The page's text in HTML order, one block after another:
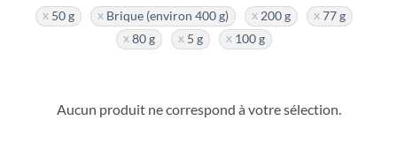
50 g Brique (environ 400 g) 200 g
77 g
80 g
5 g 100 g
Aucun produit ne correspond à votre sélection.